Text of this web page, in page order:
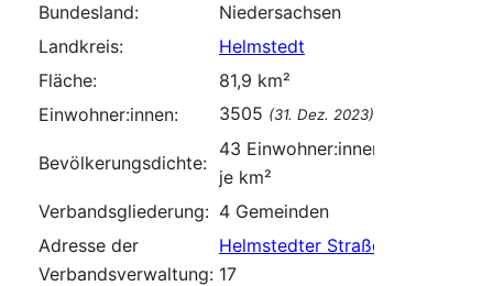
Bundesland:
Niedersachsen
Landkreis:
Helmstedt
Fläche:
81,9 km²
Einwohner:innen:
3505 (31. Dez. 2023)
Bevölkerungsdichte:
43 Einwohner:innen
je km²
Verbandsgliederung: 4 Gemeinden
Adresse der
Verbandsverwaltung:
Helmstedter Straße
17